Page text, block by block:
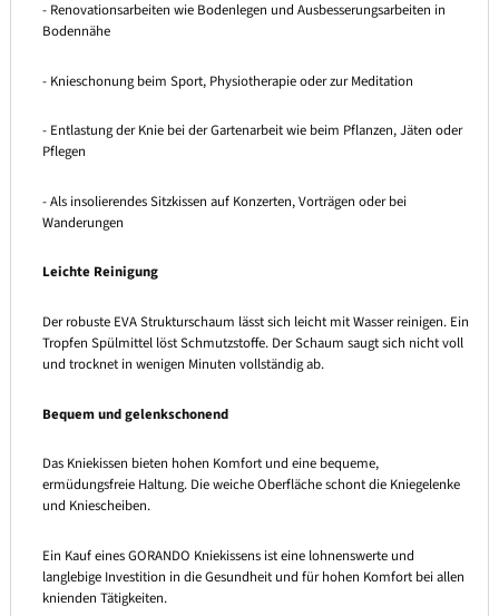
- Renovationsarbeiten wie Bodenlegen und Ausbesserungsarbeiten in
Bodennähe
- Knieschonung beim Sport, Physiotherapie oder zur Meditation
- Entlastung der Knie bei der Gartenarbeit wie beim Pflanzen, Jäten oder
Pflegen
- Als insolierendes Sitzkissen auf Konzerten, Vorträgen oder bei
Wanderungen
Leichte Reinigung
Der robuste EVA Strukturschaum lässt sich leicht mit Wasser reinigen. Ein
Tropfen Spülmittel löst Schmutzstoffe. Der Schaum saugt sich nicht voll
und trocknet in wenigen Minuten vollständig ab.
Bequem und gelenkschonend
Das Kniekissen bieten hohen Komfort und eine bequeme,
ermüdungsfreie Haltung. Die weiche Oberfläche schont die Kniegelenke
und Kniescheiben.
Ein Kauf eines GORANDO Kniekissens ist eine lohnenswerte und
langlebige Investition in die Gesundheit und für hohen Komfort bei allen
knienden Tätigkeiten.